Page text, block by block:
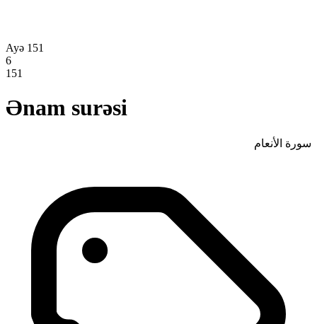
Ayə 151
6
151
Ənam surəsi
سورة الأنعام